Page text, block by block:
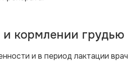
кормлении грудью
и в период лактации